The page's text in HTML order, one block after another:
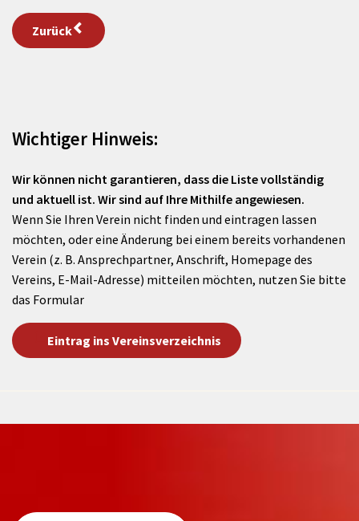
Zurück
Wichtiger Hinweis:
Wir können nicht garantieren, dass die Liste vollständig
und aktuell ist. Wir sind auf Ihre Mithilfe angewiesen.
Wenn Sie Ihren Verein nicht finden und eintragen lassen
möchten, oder eine Änderung bei einem bereits vorhandenen
Verein (z. B. Ansprechpartner, Anschrift, Homepage des
Vereins, E-Mail-Adresse) mitteilen möchten, nutzen Sie bitte
das Formular
Eintrag ins Vereinsverzeichnis